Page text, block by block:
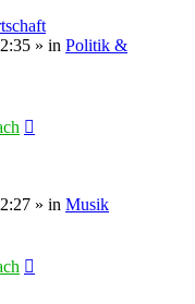
» in Politik &
» in Musik